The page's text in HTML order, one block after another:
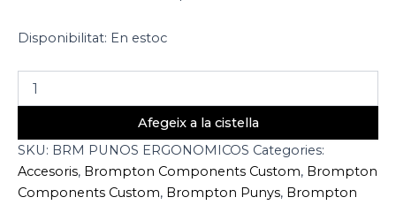
Disponibilitat: En estoc
Afegeix a la cistella
SKU: BRM PUNOS ERGONOMICOS Categories:
Accesoris, Brompton Components Custom, Brompton
Components Custom, Brompton Punys, Brompton